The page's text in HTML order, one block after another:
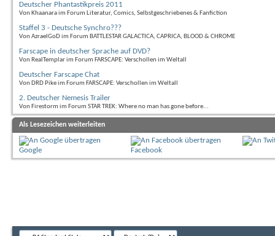
Deutscher Phantastikpreis 2011
Von Khaanara im Forum Literatur, Comics, Selbstgeschriebenes & Fanfiction
Staffel 3 - Deutsche Synchro???
Von AzraelGoD im Forum BATTLESTAR GALACTICA, CAPRICA, BLOOD & CHROME
Farscape in deutscher Sprache auf DVD?
Von RealTemplar im Forum FARSCAPE: Verschollen im Weltall
Deutscher Farscape Chat
Von DRD Pike im Forum FARSCAPE: Verschollen im Weltall
2. Deutscher Nemesis Trailer
Von Firestorm im Forum STAR TREK: Where no man has gone before...
Als Lesezeichen weiterleiten
Google Facebook